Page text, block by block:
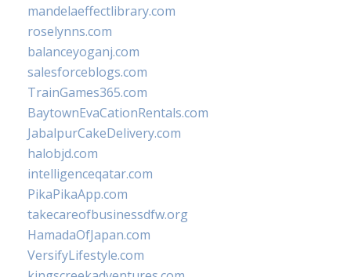
mandelaeffectlibrary.com
roselynns.com
balanceyoganj.com
salesforceblogs.com
TrainGames365.com
BaytownEvaCationRentals.com
JabalpurCakeDelivery.com
halobjd.com
intelligenceqatar.com
PikaPikaApp.com
takecareofbusinessdfw.org
HamadaOfJapan.com
VersifyLifestyle.com